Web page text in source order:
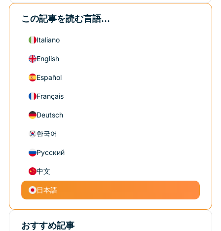
この記事を読む言語...
Italiano
English
Español
Français
Deutsch
한국어
Русский
中文
日本語
おすすめ記事